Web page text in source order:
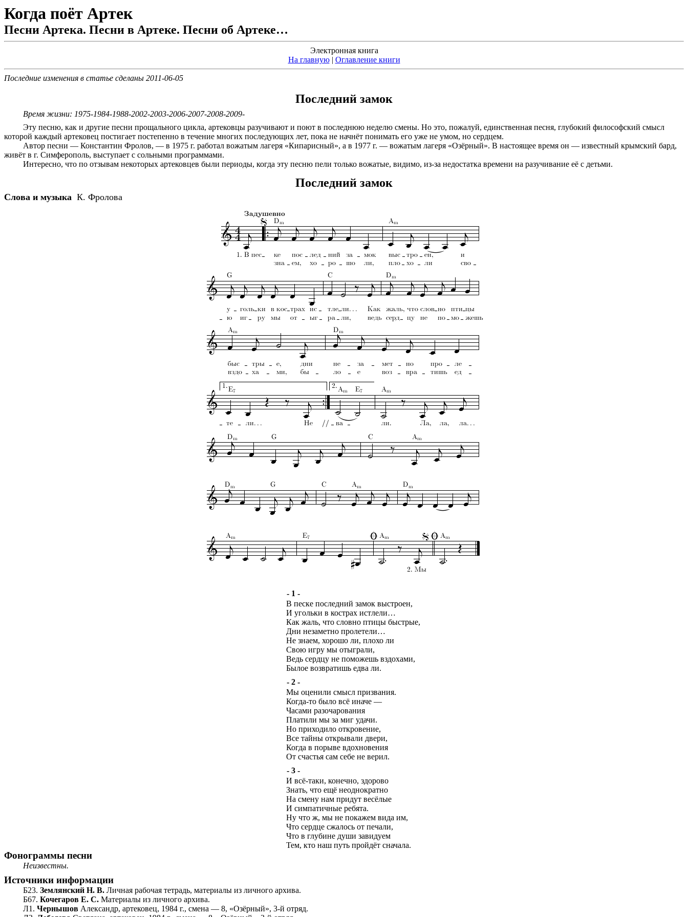
Когда поёт Артек
Песни Артека. Песни в Артеке. Песни об Артеке…
Электронная книга
На главную| Оглавление книги
Последние изменения в статье сделаны 2011-06-05
Последний замок
Время жизни: 1975-1984-1988-2002-2003-2006-2007-2008-2009-
Эту песню, как и другие песни прощального цикла, артековцы разучивают и поют в последнюю неделю смены. Но это, пожалуй, единственная песня, глубокий философский смысл
которой каждый артековец постигает постепенно в течение многих последующих лет, пока не начнёт понимать его уже не умом, но сердцем.
Автор песни — Константин Фролов, — в 1975 г. работал вожатым лагеря «Кипарисный», а в 1977 г. — вожатым лагеря «Озёрный». В настоящее время он — известный крымский бард,
живёт в г. Симферополь, выступает с сольными программами.
Интересно, что по отзывам некоторых артековцев были периоды, когда эту песню пели только вожатые, видимо, из-за недостатка времени на разучивание её с детьми.
Последний замок
Слова и музыка К. Фролова
- 1 -
В песке последний замок выстроен,
И угольки в кострах истлели…
Как жаль, что словно птицы быстрые,
Дни незаметно пролетели…
Не знаем, хорошо ли, плохо ли
Свою игру мы отыграли,
Ведь сердцу не поможешь вздохами,
Былое возвратишь едва ли.
- 2 -
Мы оценили смысл призвания.
Когда-то было всё иначе —
Часами разочарования
Платили мы за миг удачи.
Но приходило откровение,
Все тайны открывали двери,
Когда в порыве вдохновения
От счастья сам себе не верил.
- 3 -
И всё-таки, конечно, здорово
Знать, что ещё неоднократно
На смену нам придут весёлые
И симпатичные ребята.
Ну что ж, мы не покажем вида им,
Что сердце сжалось от печали,
Что в глубине души завидуем
Тем, кто наш путь пройдёт сначала.
Фонограммы песни
Неизвестны.
Источники информации
Б23. Землянский Н. В.Личная рабочая тетрадь, материалы из личного архива.
Б67. Кочегаров Е. С.Материалы из личного архива.
Л1. ЧернышовАлександр, артековец, 1984 г., смена — 8, «Озёрный», 3-й отряд.